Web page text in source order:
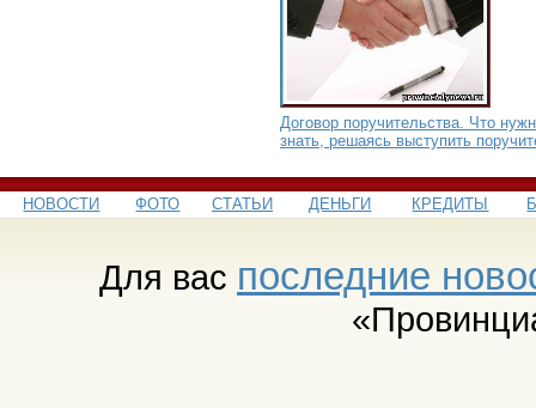
Договор поручительства. Что
знать, решаясь выступить
НОВОСТИ ФОТО СТАТЬИ ДЕНЬГИ КРЕДИТЫ
Для вас последние